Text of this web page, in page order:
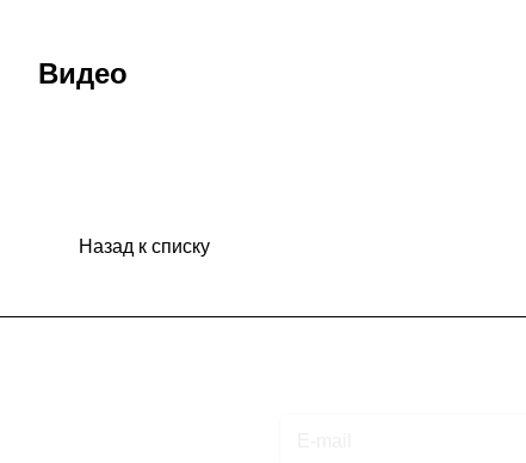
Видео
Назад к списку